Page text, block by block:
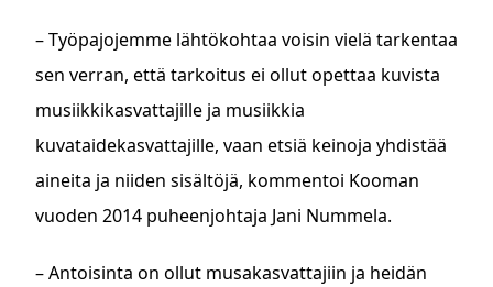
– Työpajojemme lähtökohtaa voisin vielä tarkentaa
sen verran, että tarkoitus ei ollut opettaa kuvista
musiikkikasvattajille ja musiikkia
kuvataidekasvattajille, vaan etsiä keinoja yhdistää
aineita ja niiden sisältöjä, kommentoi Kooman
vuoden 2014 puheenjohtaja Jani Nummela.
– Antoisinta on ollut musakasvattajiin ja heidän